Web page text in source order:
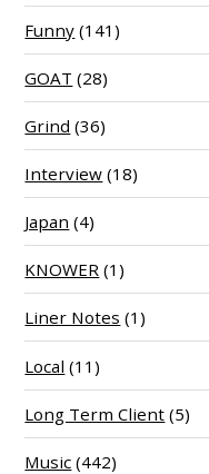
Funny (141)
GOAT (28)
Grind (36)
Interview (18)
Japan (4)
KNOWER (1)
Liner Notes (1)
Local (11)
Long Term Client (5)
Music (442)